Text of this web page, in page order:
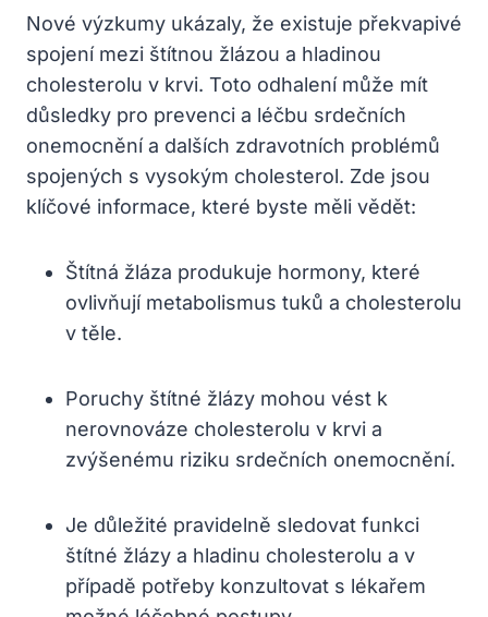
Nové výzkumy ukázaly, že existuje překvapivé
spojení mezi štítnou žlázou a hladinou
cholesterolu v krvi. Toto odhalení může mít
důsledky pro prevenci a léčbu srdečních
onemocnění a dalších zdravotních problémů
spojených s vysokým cholesterol. Zde jsou
klíčové informace, které byste měli vědět:
Štítná žláza produkuje hormony, které
ovlivňují metabolismus tuků a cholesterolu
v těle.
Poruchy štítné žlázy mohou vést k
nerovnováze cholesterolu v krvi a
zvýšenému riziku srdečních onemocnění.
Je důležité pravidelně sledovat funkci
štítné žlázy a hladinu cholesterolu a v
případě potřeby konzultovat s lékařem